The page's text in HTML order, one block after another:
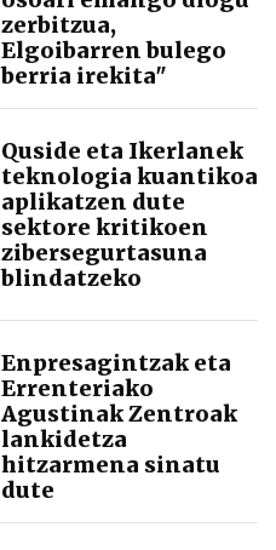
zerbitzua,
Elgoibarren bulego
berria irekita"
Quside eta Ikerlanek
teknologia kuantikoa
aplikatzen dute
sektore kritikoen
zibersegurtasuna
blindatzeko
Enpresagintzak eta
Errenteriako
Agustinak Zentroak
lankidetza
hitzarmena sinatu
dute